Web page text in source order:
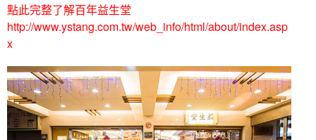
點此完整了解百年益生堂
http://www.ystang.com.tw/web_info/html/about/index.asp
x